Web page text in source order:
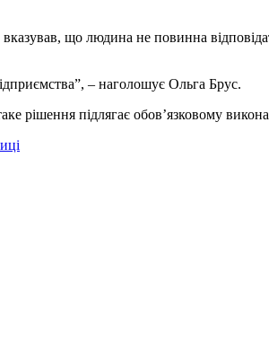
що людина не повинна
– наголошує Ольга Брус.
рішення підлягає обов’язковому